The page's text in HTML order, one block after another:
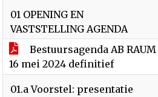
01 OPENING EN
VASTSTELLING AGENDA
Bestuursagenda AB RAUM
16 mei 2024 definitief
01.a Voorstel: presentatie